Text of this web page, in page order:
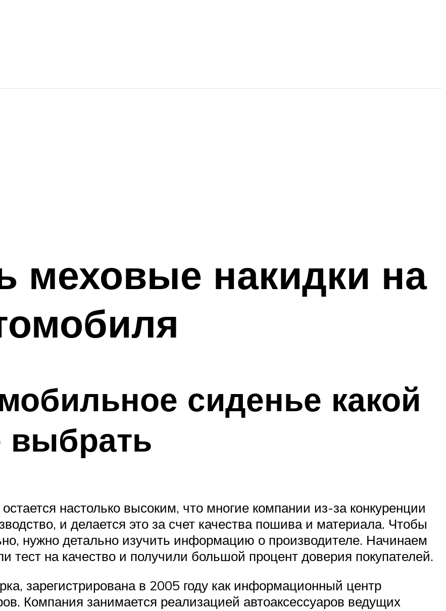
меховые накидки на
сиденье какой
настолько высоким, что многие компании из-за конкуренции
и делается это за счет качества пошива и материала. Чтобы
нужно детально изучить информацию о производителе. Начинаем
тест на качество и получили большой процент доверия покупателей.
зарегистрирована в 2005 году как информационный центр
Компания занимается реализацией автоаксессуаров ведущих